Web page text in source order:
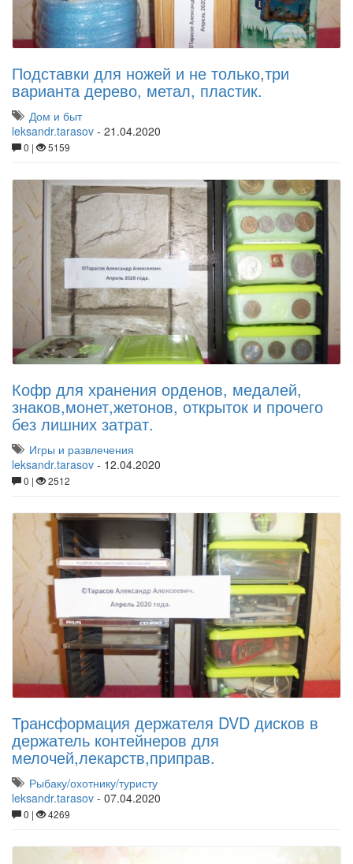
Подставки для ножей и не только,три
варианта дерево, метал, пластик.
Дом и быт
leksandr.tarasov - 21.04.2020
0 | 5159
Кофр для хранения орденов, медалей,
знаков,монет,жетонов, открыток и прочего
без лишних затрат.
Игры и развлечения
leksandr.tarasov - 12.04.2020
0 | 2512
Трансформация держателя DVD дисков в
держатель контейнеров для
мелочей,лекарств,приправ.
Рыбаку/охотнику/туристу
leksandr.tarasov - 07.04.2020
0 | 4269